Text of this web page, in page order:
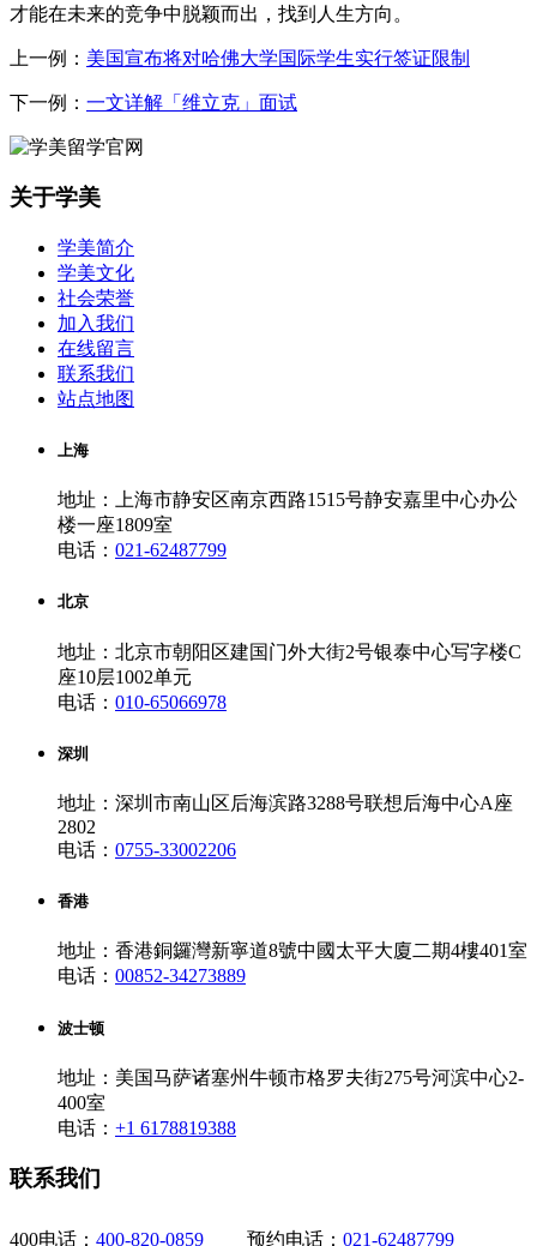
才能在未来的竞争中脱颖而出，找到人生方向。
上一例： 美国宣布将对哈佛大学国际学生实行签证限制
下一例： 一文详解「维立克」面试
关于学美
学美简介
学美文化
社会荣誉
加入我们
在线留言
联系我们
站点地图
上海
地址：上海市静安区南京西路1515号静安嘉里中心办公
楼一座1809室
电话： 021-62487799
北京
地址：北京市朝阳区建国门外大街2号银泰中心写字楼C
座10层1002单元
电话： 010-65066978
深圳
地址：深圳市南山区后海滨路3288号联想后海中心A座
2802
电话： 0755-33002206
香港
地址：香港銅鑼灣新寧道8號中國太平大廈二期4樓401室
电话： 00852-34273889
波士顿
地址：美国马萨诸塞州牛顿市格罗夫街275号河滨中心2-
400室
电话： +1 6178819388
联系我们
400电话： 400-820-0859 预约电话： 021-62487799